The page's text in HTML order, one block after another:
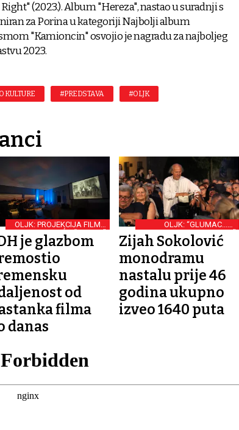
Right" (2023.). Album "Hereza", nastao u suradnji s
za Porina u kategoriji Najbolji album
"Kamioncin" osvojio je nagradu za najboljeg
2023.
KULTURE #PREDSTAVA #OLJK
OLJK: PROJEKCIJA FILMA
JOZE IVAKIĆA “BIRTIJA”
je glazbom
od
filma
danas
OLJK: “GLUMAC...JE
GLUMAC...JE GLUMAC”
Zijah Sokolović
monodramu
nastalu prije 46
godina ukupno
izveo 1640 puta